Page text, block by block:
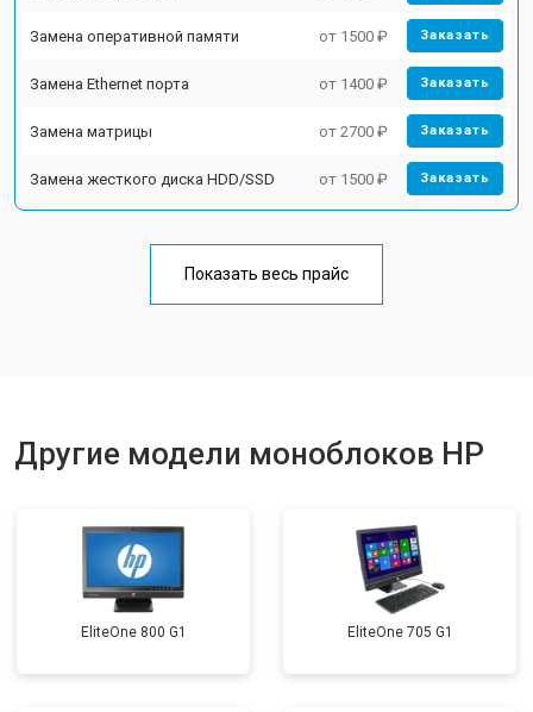
Замена оперативной памяти от 1500 ₽ Заказать
Замена Ethernet порта от 1400 ₽ Заказать
Замена матрицы от 2700 ₽ Заказать
Замена жесткого диска HDD/SSD от 1500 ₽ Заказать
Показать весь прайс
Другие модели моноблоков HP
EliteOne 800 G1 EliteOne 705 G1